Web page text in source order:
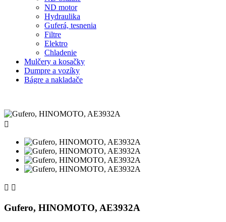
ND motor
Hydraulika
Guferá, tesnenia
Filtre
Elektro
Chladenie
Mulčery a kosačky
Dumpre a vozíky
Bágre a nakladače

 
Gufero, HINOMOTO, AE3932A